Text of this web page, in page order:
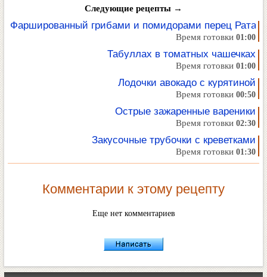
Следующие рецепты →
Фаршированный грибами и помидорами перец
Время готовки 01:00
Табуллах в томатных чашечках
Время готовки 01:00
Лодочки авокадо с курятиной
Время готовки 00:50
Острые зажаренные вареники
Время готовки 02:30
Закусочные трубочки с креветками
Время готовки 01:30
Комментарии к этому рецепту
Еще нет комментариев